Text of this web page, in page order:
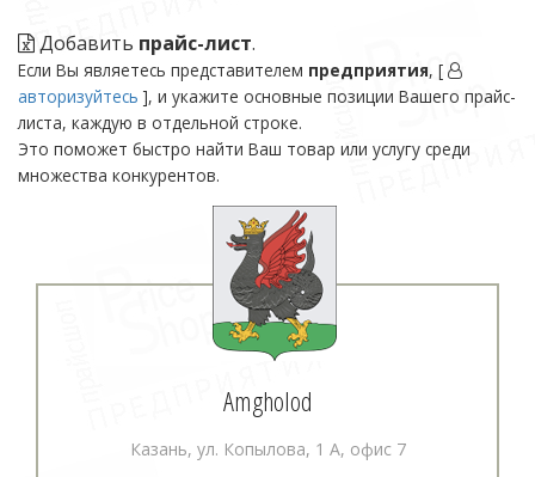
Добавить прайс-лист.
Если Вы являетесь представителем предприятия, [
авторизуйтесь ], и укажите основные позиции Вашего прайс-
листа, каждую в отдельной строке.
Это поможет быстро найти Ваш товар или услугу среди
множества конкурентов.
Amgholod
Казань, ул. Копылова, 1 А, офис 7